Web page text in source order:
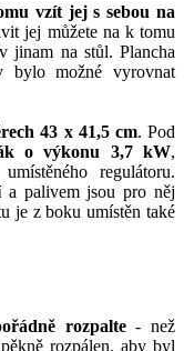
vzít jej s sebou na
jej můžete na k tomu
jinam na stůl. Plancha
bylo možné vyrovnat
43 x 41,5 cm. Pod
o výkonu 3,7 kW,
regulátoru.
a palivem jsou pro něj
je z boku umístěn také
rozpalte- než
rozpálen, aby byl